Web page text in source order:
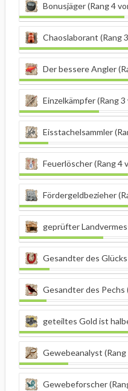
Bonusjäger (Rang 4
Chaoslaborant (Rang
Der bessere Angler
Einzelkämpfer (Rang 3
Eisstachelsammler
Feuerlöscher (Rang 4
Fördergeldbezieher
geprüfter
Gesandter des Glücks
Gesandter des Pechs
geteiltes Gold ist
Gewebeanalyst (Rang
Gewebeforscher